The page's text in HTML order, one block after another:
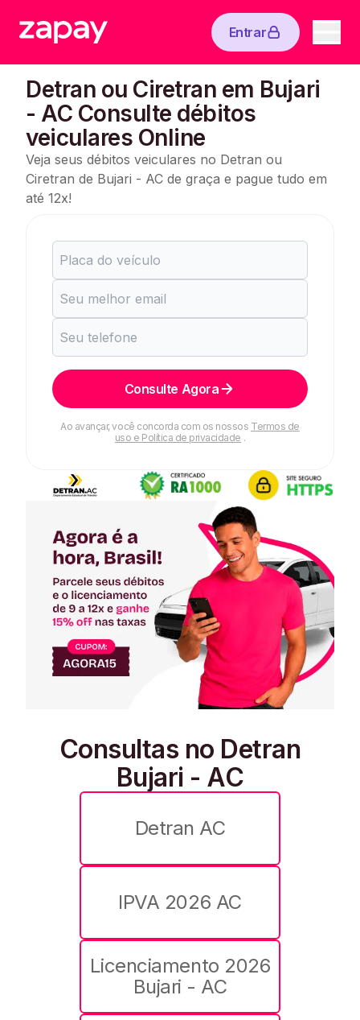
Entrar
Detran ou Ciretran em Bujari
- AC Consulte débitos
veiculares Online
Veja seus débitos veiculares no Detran ou
Ciretran de Bujari - AC de graça e pague tudo em
até 12x!
Consulte Agora
Ao avançar, você concorda com os nossos Termos de
uso e Política de privacidade .
Consultas no Detran
Bujari - AC
Detran AC
IPVA 2026 AC
Licenciamento 2026
Bujari - AC